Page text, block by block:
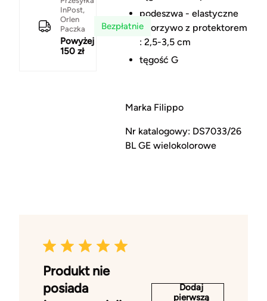
InPost,
Orlen
Paczka
Powyżej
150 zł
Bezpłatnie
podeszwa - elastyczne
tworzywo z protektorem
: 2,5-3,5 cm
tęgość G
Marka Filippo
Nr katalogowy: DS7033/26
BL GE wielokolorowe
Produkt nie
posiada
Dodaj
pierwszą